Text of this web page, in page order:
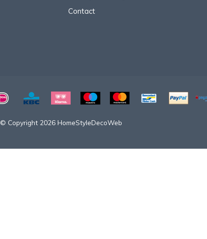
Contact
© Copyright 2026 HomeStyleDecoWeb